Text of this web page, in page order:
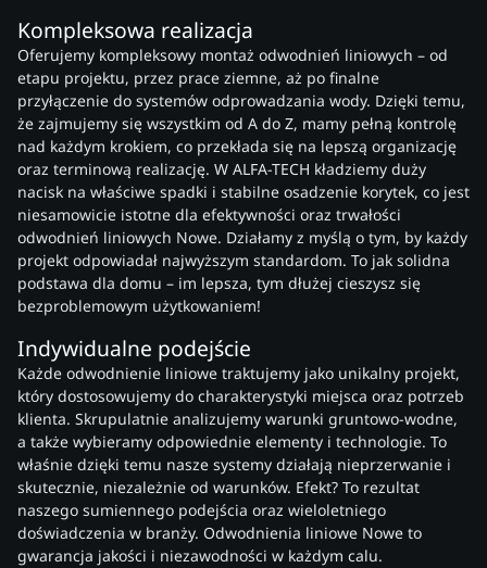
Kompleksowa realizacja
Oferujemy kompleksowy montaż odwodnień liniowych – od
etapu projektu, przez prace ziemne, aż po finalne
przyłączenie do systemów odprowadzania wody. Dzięki temu,
że zajmujemy się wszystkim od A do Z, mamy pełną kontrolę
nad każdym krokiem, co przekłada się na lepszą organizację
oraz terminową realizację. W ALFA-TECH kładziemy duży
nacisk na właściwe spadki i stabilne osadzenie korytek, co jest
niesamowicie istotne dla efektywności oraz trwałości
odwodnień liniowych Nowe. Działamy z myślą o tym, by każdy
projekt odpowiadał najwyższym standardom. To jak solidna
podstawa dla domu – im lepsza, tym dłużej cieszysz się
bezproblemowym użytkowaniem!
Indywidualne podejście
Każde odwodnienie liniowe traktujemy jako unikalny projekt,
który dostosowujemy do charakterystyki miejsca oraz potrzeb
klienta. Skrupulatnie analizujemy warunki gruntowo-wodne,
a także wybieramy odpowiednie elementy i technologie. To
właśnie dzięki temu nasze systemy działają nieprzerwanie i
skutecznie, niezależnie od warunków. Efekt? To rezultat
naszego sumiennego podejścia oraz wieloletniego
doświadczenia w branży. Odwodnienia liniowe Nowe to
gwarancja jakości i niezawodności w każdym calu.